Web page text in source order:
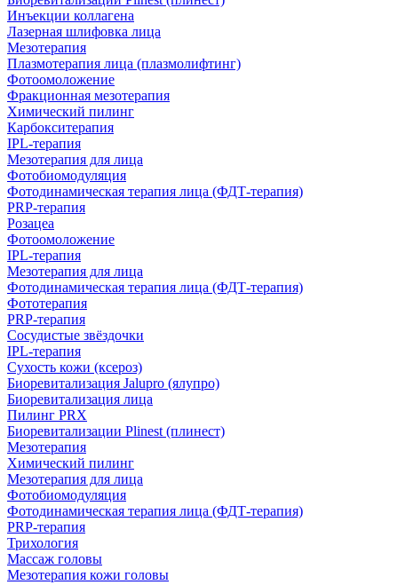
Инъекции коллагена
Лазерная шлифовка лица
Мезотерапия
Плазмотерапия лица (плазмолифтинг)
Фотоомоложение
Фракционная мезотерапия
Химический пилинг
Карбокситерапия
IPL‑терапия
Мезотерапия для лица
Фотобиомодуляция
Фотодинамическая терапия лица (ФДТ-терапия)
PRP-терапия
Розацеа
Фотоомоложение
IPL‑терапия
Мезотерапия для лица
Фотодинамическая терапия лица (ФДТ-терапия)
Фототерапия
PRP-терапия
Сосудистые звёздочки
IPL‑терапия
Сухость кожи (ксероз)
Биоревитализация Jalupro (ялупро)
Биоревитализация лица
Пилинг PRX
Биоревитализации Plinest (плинест)
Мезотерапия
Химический пилинг
Мезотерапия для лица
Фотобиомодуляция
Фотодинамическая терапия лица (ФДТ-терапия)
PRP-терапия
Трихология
Массаж головы
Мезотерапия кожи головы